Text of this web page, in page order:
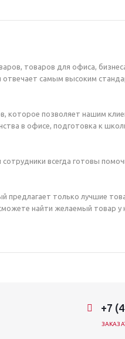
товаров для офиса,
самым высоким
которое позволяет нашим
в офисе, подготовка к
всегда готовы
только лучшие
найти желаемый товар у
+7